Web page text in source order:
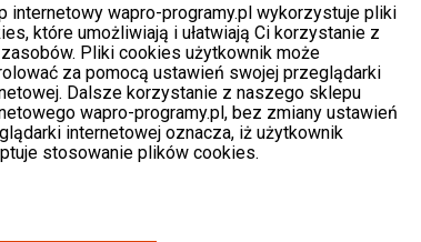
internetowy wapro-programy.pl wykorzystuje pliki
które umożliwiają i ułatwiają Ci korzystanie z
Pliki cookies użytkownik może
za pomocą ustawień swojej przeglądarki
Dalsze korzystanie z naszego sklepu
wapro-programy.pl, bez zmiany ustawień
internetowej oznacza, iż użytkownik
stosowanie plików cookies.